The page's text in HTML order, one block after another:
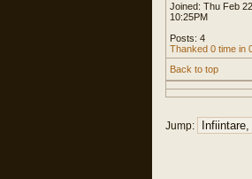
Joined: Thu Feb
10:25PM
Posts: 4
Thanked 0 time in
Back to top
Jump: